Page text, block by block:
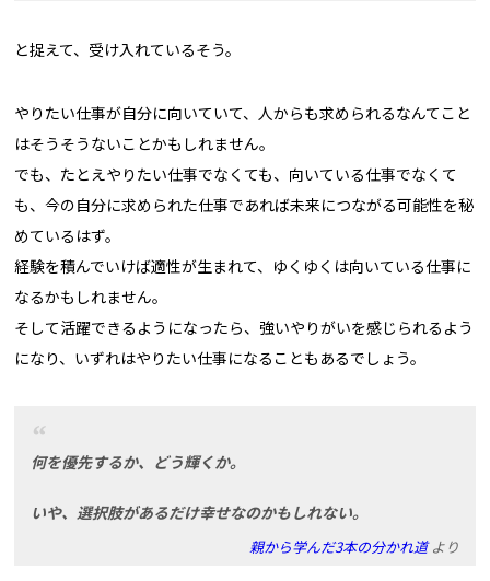
と捉えて、受け入れているそう。
やりたい仕事が自分に向いていて、人からも求められるなんてこと
はそうそうないことかもしれません。
でも、たとえやりたい仕事でなくても、向いている仕事でなくて
も、今の自分に求められた仕事であれば未来につながる可能性を秘
めているはず。
経験を積んでいけば適性が生まれて、ゆくゆくは向いている仕事に
なるかもしれません。
そして活躍できるようになったら、強いやりがいを感じられるよう
になり、いずれはやりたい仕事になることもあるでしょう。
何を優先するか、どう輝くか。
いや、選択肢があるだけ幸せなのかもしれない。
親から学んだ3本の分かれ道より